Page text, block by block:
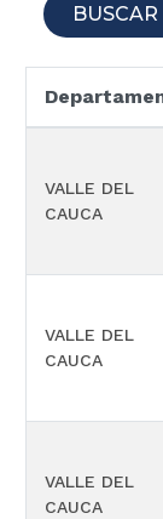
BUSCAR
VALLE DEL
CAUCA
VALLE DEL
CAUCA
VALLE DEL
CAUCA